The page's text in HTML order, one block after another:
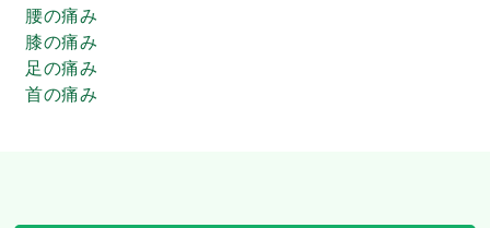
腰の痛み
膝の痛み
足の痛み
首の痛み